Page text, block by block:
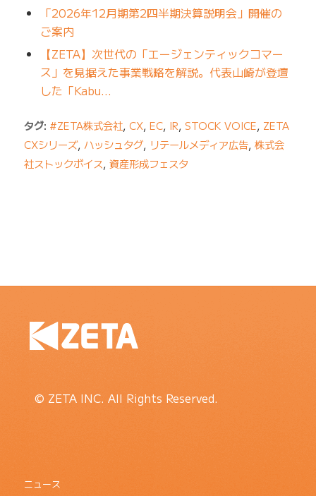
「2026年12月期第2四半期決算説明会」開催の
ご案内
【ZETA】次世代の「エージェンティックコマー
ス」を見据えた事業戦略を解説。代表山崎が登壇
した「Kabu…
タグ: #ZETA株式会社, CX, EC, IR, STOCK VOICE, ZETA
CXシリーズ, ハッシュタグ, リテールメディア広告, 株式会
社ストックボイス, 資産形成フェスタ
© ZETA INC. All Rights Reserved.
ニュース